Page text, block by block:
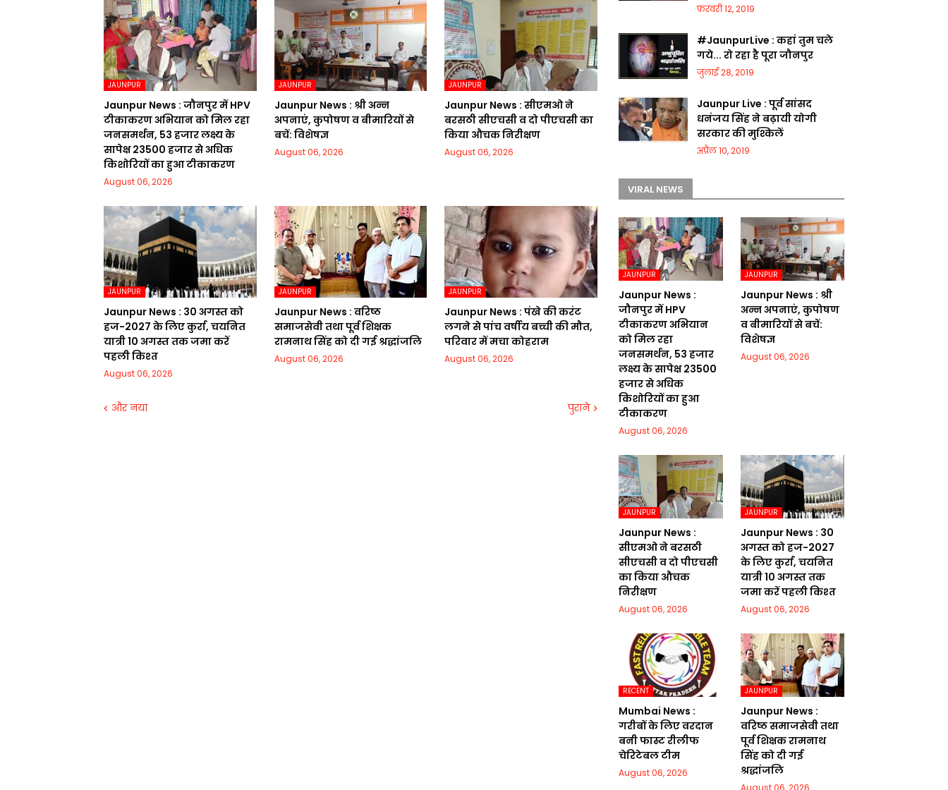
JAUNPUR
Jaunpur News : जौनपुर में HPV
टीकाकरण अभियान को मिल रहा
जनसमर्थन, 53 हजार लक्ष्य के
सापेक्ष 23500 हजार से अधिक
किशोरियों का हुआ टीकाकरण
August 06, 2026
JAUNPUR
Jaunpur News : श्री अन्न
अपनाएं, कुपोषण व बीमारियों से
बचें: विशेषज्ञ
August 06, 2026
JAUNPUR
Jaunpur News : सीएमओ ने
बरसठी सीएचसी व दो पीएचसी का
किया औचक निरीक्षण
August 06, 2026
JAUNPUR
Jaunpur News : 30 अगस्त को
हज-2027 के लिए कुर्रा, चयनित
यात्री 10 अगस्त तक जमा करें
पहली किश्त
August 06, 2026
JAUNPUR
Jaunpur News : वरिष्ठ
समाजसेवी तथा पूर्व शिक्षक
रामनाथ सिंह को दी गई श्रद्धांजलि
August 06, 2026
JAUNPUR
Jaunpur News : पंखे की करंट
लगने से पांच वर्षीय बच्ची की मौत,
परिवार में मचा कोहराम
August 06, 2026
और नया पुराने
फ़रवरी 12, 2019
#JaunpurLive : कहां तुम चले
गये... रो रहा है पूरा जौनपुर
जुलाई 28, 2019
Jaunpur Live : पूर्व सांसद
धनंजय सिंह ने बढ़ायी योगी
सरकार की मुश्किलें
अप्रैल 10, 2019
VIRAL NEWS
JAUNPUR
Jaunpur News :
जौनपुर में HPV
टीकाकरण अभियान
को मिल रहा
जनसमर्थन, 53 हजार
लक्ष्य के सापेक्ष 23500
हजार से अधिक
किशोरियों का हुआ
टीकाकरण
August 06, 2026
JAUNPUR
Jaunpur News : श्री
अन्न अपनाएं, कुपोषण
व बीमारियों से बचें:
विशेषज्ञ
August 06, 2026
JAUNPUR
Jaunpur News :
सीएमओ ने बरसठी
सीएचसी व दो पीएचसी
का किया औचक
निरीक्षण
August 06, 2026
JAUNPUR
Jaunpur News : 30
अगस्त को हज-2027
के लिए कुर्रा, चयनित
यात्री 10 अगस्त तक
जमा करें पहली किश्त
August 06, 2026
RECENT
Mumbai News :
गरीबों के लिए वरदान
बनी फास्ट रीलीफ
चेरिटेबल टीम
August 06, 2026
JAUNPUR
Jaunpur News :
वरिष्ठ समाजसेवी तथा
पूर्व शिक्षक रामनाथ
सिंह को दी गई
श्रद्धांजलि
August 06, 2026